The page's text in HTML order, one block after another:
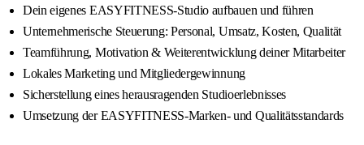
Dein eigenes EASYFITNESS-Studio aufbauen und führen
Unternehmerische Steuerung: Personal, Umsatz, Kosten, Qualität
Teamführung, Motivation & Weiterentwicklung deiner Mitarbeiter
Lokales Marketing und Mitgliedergewinnung
Sicherstellung eines herausragenden Studioerlebnisses
Umsetzung der EASYFITNESS-Marken- und Qualitätsstandards